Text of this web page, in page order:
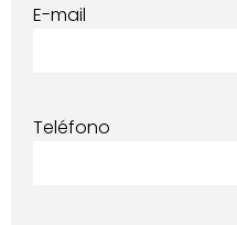
E-mail
Teléfono